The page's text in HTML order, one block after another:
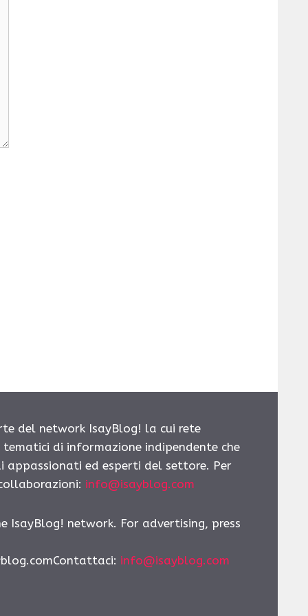
del network IsayBlog! la cui rete
di informazione indipendente che
ed esperti del settore. Per
info@isayblog.com
IsayBlog! network. For advertising, press
: info@isayblog.com